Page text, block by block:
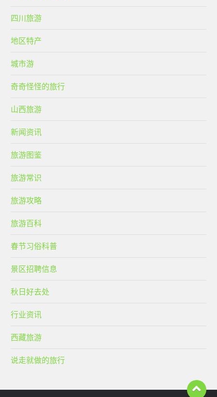
四川旅游
地区特产
城市游
奇奇怪怪的旅行
山西旅游
新闻资讯
旅游图鉴
旅游常识
旅游攻略
旅游百科
春节习俗科普
景区招聘信息
秋日好去处
行业资讯
西藏旅游
说走就做的旅行